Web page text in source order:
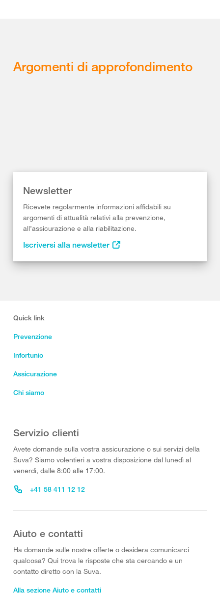
Argomenti di approfondimento
Newsletter
Ricevete regolarmente informazioni affidabili su
argomenti di attualità relativi alla prevenzione,
all’assicurazione e alla riabilitazione.
Iscriversi alla newsletter
Quick link
Prevenzione
Infortunio
Assicurazione
Chi siamo
Servizio clienti
Avete domande sulla vostra assicurazione o sui servizi della
Suva? Siamo volentieri a vostra disposizione dal lunedì al
venerdì, dalle 8:00 alle 17:00.
+41 58 411 12 12
Aiuto e contatti
Ha domande sulle nostre offerte o desidera comunicarci
qualcosa? Qui trova le risposte che sta cercando e un
contatto diretto con la Suva.
Alla sezione Aiuto e contatti